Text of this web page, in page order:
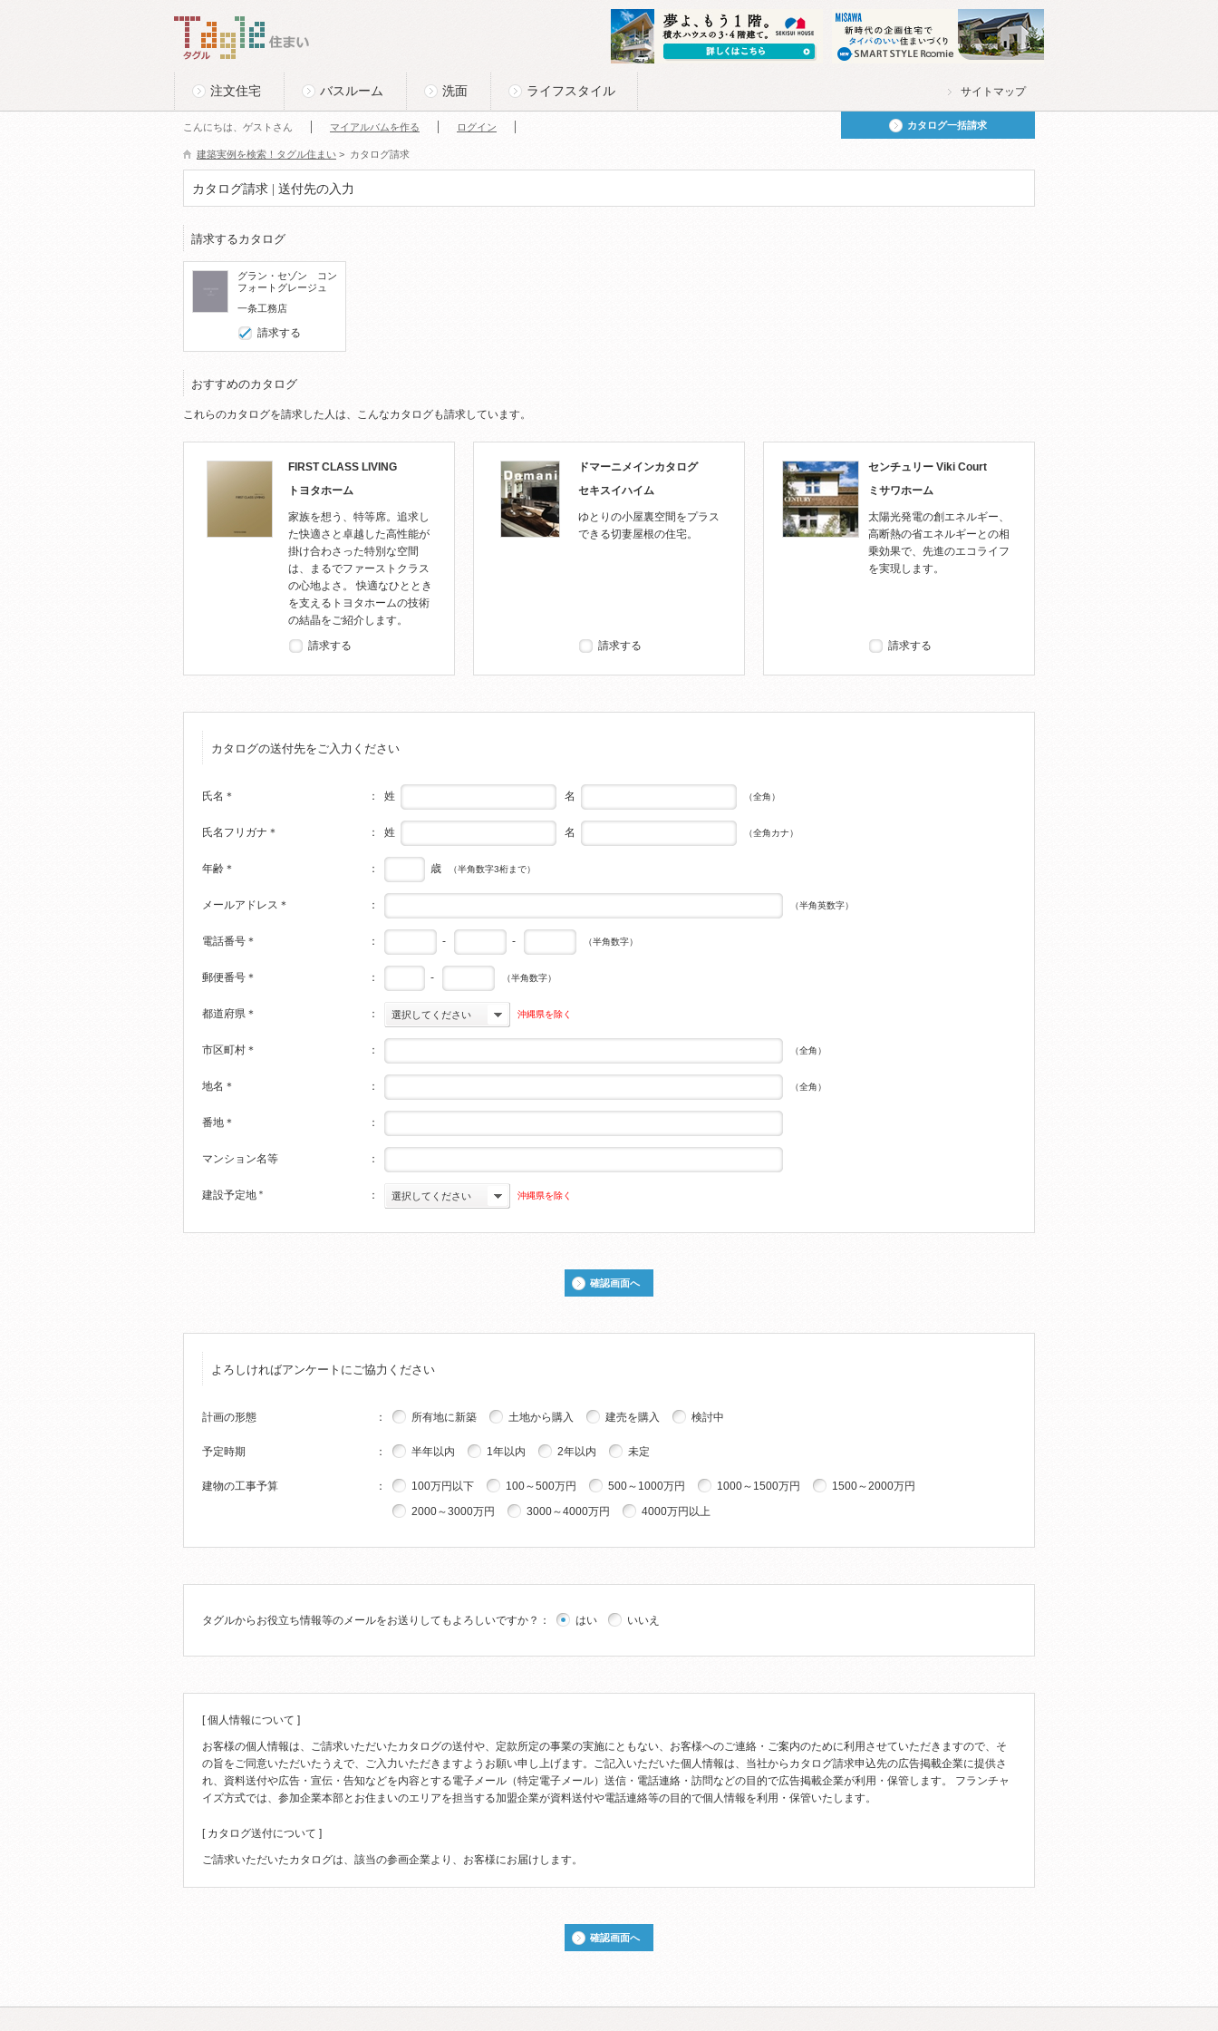
Tagle タグル 住まい
注文住宅 バスルーム 洗面 ライフスタイル サイトマップ
カタログ一括請求
こんにちは、ゲストさん マイアルバムを作る ログイン
建築実例を検索！タグル住まい > カタログ請求
カタログ請求 | 送付先の入力
請求するカタログ
グラン・セゾン コン
フォートグレージュ
一条工務店
請求する
おすすめのカタログ
これらのカタログを請求した人は、こんなカタログも請求しています。
FIRST CLASS LIVING
トヨタホーム
家族を想う、特等席。追求し
た快適さと卓越した高性能が
掛け合わさった特別な空間
は、まるでファーストクラス
の心地よさ。 快適なひととき
を支えるトヨタホームの技術
の結晶をご紹介します。
請求する
ドマーニメインカタログ
セキスイハイム
ゆとりの小屋裏空間をプラス
できる切妻屋根の住宅。
請求する
センチュリー Viki Court
ミサワホーム
太陽光発電の創エネルギー、
高断熱の省エネルギーとの相
乗効果で、先進のエコライフ
を実現します。
請求する
カタログの送付先をご入力ください
氏名 ＊ ： 姓 名 （全角）
氏名フリガナ ＊ ： 姓 名 （全角カナ）
年齢 ＊ ： 歳 （半角数字3桁まで）
メールアドレス ＊ ： （半角英数字）
電話番号 ＊ ： - - （半角数字）
郵便番号 ＊ ： - （半角数字）
都道府県 ＊ ： 選択してください 沖縄県を除く
市区町村 ＊ ： （全角）
地名 ＊ ： （全角）
番地 ＊ ：
マンション名等 ：
建設予定地 ＊ ： 選択してください 沖縄県を除く
確認画面へ
よろしければアンケートにご協力ください
計画の形態 ： 所有地に新築 土地から購入 建売を購入 検討中
予定時期 ： 半年以内 1年以内 2年以内 未定
建物の工事予算 ： 100万円以下 100～500万円 500～1000万円 1000～1500万円
1500～2000万円
2000～3000万円
3000～4000万円 4000万円以上
タグルからお役立ち情報等のメールをお送りしてもよろしいですか？ ： はい いいえ
[ 個人情報について ]
お客様の個人情報は、ご請求いただいたカタログの送付や、定款所定の事業の実施にともない、お客様へのご連絡・ご案内のために利用させていただきますので、そ
の旨をご同意いただいたうえで、ご入力いただきますようお願い申し上げます。ご記入いただいた個人情報は、当社からカタログ請求申込先の広告掲載企業に提供さ
れ、資料送付や広告・宣伝・告知などを内容とする電子メール（特定電子メール）送信・電話連絡・訪問などの目的で広告掲載企業が利用・保管します。 フランチャ
イズ方式では、参加企業本部とお住まいのエリアを担当する加盟企業が資料送付や電話連絡等の目的で個人情報を利用・保管いたします。
[ カタログ送付について ]
ご請求いただいたカタログは、該当の参画企業より、お客様にお届けします。
確認画面へ